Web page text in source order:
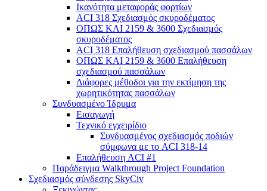
Ικανότητα μεταφοράς φορτίων
ACI 318 Σχεδιασμός σκυροδέματος
ΟΠΩΣ ΚΑΙ 2159 & 3600 Σχεδιασμός
σκυροδέματος
ACI 318 Επαλήθευση σχεδιασμού πασσάλων
ΟΠΩΣ ΚΑΙ 2159 & 3600 Επαλήθευση
σχεδιασμού πασσάλων
Διάφορες μέθοδοι για την εκτίμηση της
χωρητικότητας πασσάλων
Συνδυασμένο Ίδρυμα
Εισαγωγή
Τεχνικό εγχειρίδιο
Συνδυασμένος σχεδιασμός ποδιών
σύμφωνα με το ACI 318-14
Επαλήθευση ACI #1
Παράδειγμα Walkthrough Project Foundation
Σχεδιασμός σύνδεσης SkyCiv